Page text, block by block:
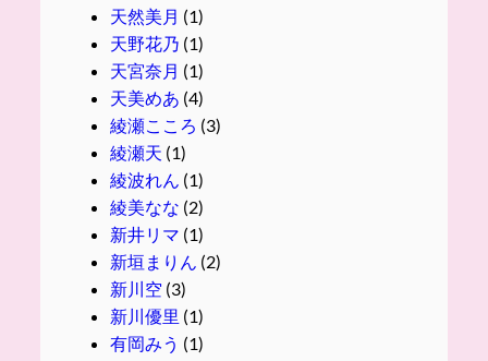
天然美月 (1)
天野花乃 (1)
天宮奈月 (1)
天美めあ (4)
綾瀬こころ (3)
綾瀬天 (1)
綾波れん (1)
綾美なな (2)
新井リマ (1)
新垣まりん (2)
新川空 (3)
新川優里 (1)
有岡みう (1)